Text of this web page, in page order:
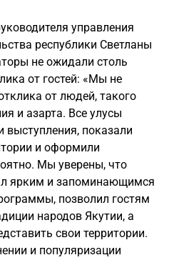
управления
республики Светланы
не ожидали столь
от гостей: «Мы не
от людей, такого
и азарта. Все улусы
выступления, показали
и оформили
Мы уверены, что
ярким и запоминающимся
позволил гостям
народов Якутии, а
свои территории.
и популяризации